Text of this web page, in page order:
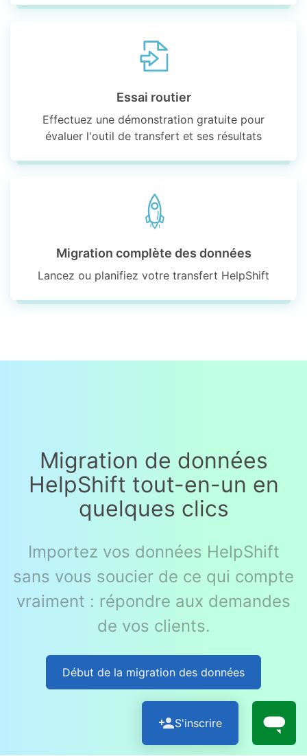
Essai routier
Effectuez une démonstration gratuite pour
évaluer l'outil de transfert et ses résultats
Migration complète des données
Lancez ou planifiez votre transfert HelpShift
Migration de données
HelpShift tout-en-un en
quelques clics
Importez vos données HelpShift
sans vous soucier de ce qui compte
vraiment : répondre aux demandes
de vos clients.
Début de la migration des données
S'inscrire